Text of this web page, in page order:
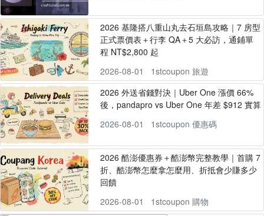
2026 基隆搭八重山丸去石垣島攻略｜7 房型
正式票價表＋行李 QA＋5 大必訪，通鋪單
程 NT$2,800 起
2026-08-01
1stcoupon 旅遊
2026 外送省錢對決｜Uber One 漲價 66%
後，pandapro vs Uber One 年差 $912 實算
2026-08-01
1stcoupon 優惠碼
2026 酷澎優惠券＋酷澎幣完整教學｜首購 7
折、酷澎幣怎麼拿怎麼用、折抵會少賺多少
回饋
2026-08-01
1stcoupon 購物